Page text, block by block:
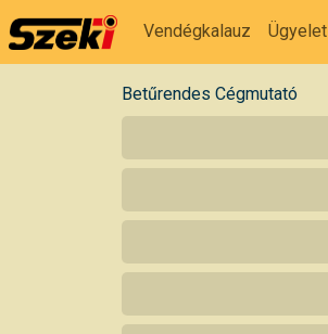
Vendégkalauz Ügyelet
Betűrendes Cégmutató